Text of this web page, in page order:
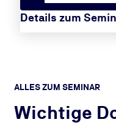
Details zum
ALLES ZUM SEMINAR
Wichtige